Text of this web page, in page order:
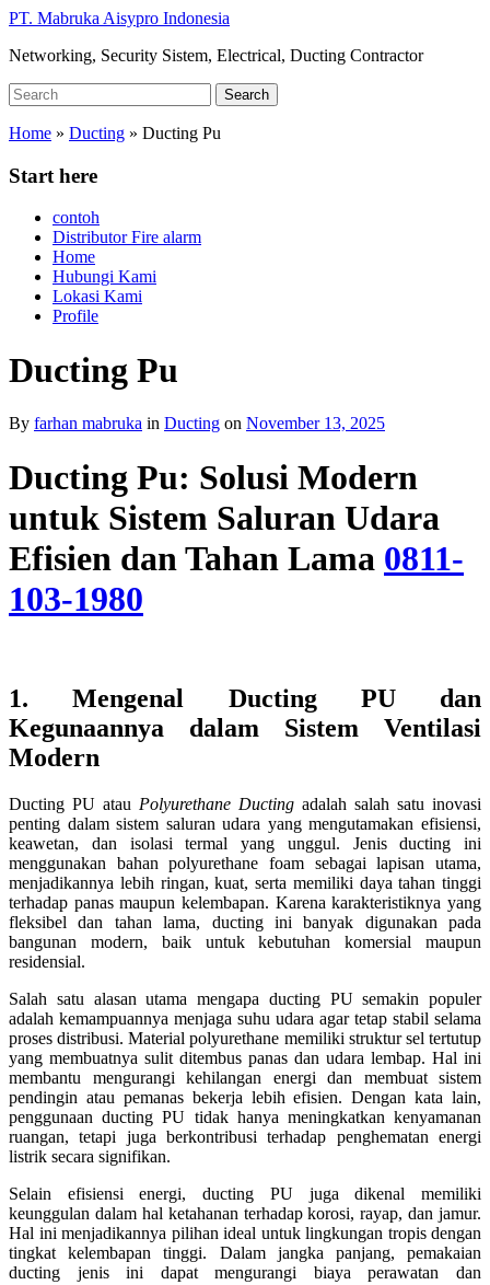
Skip
main
PT. Mabruka Aisypro Indonesia
Networking, Security Sistem, Electrical, Ducting Contractor
Search
for:
Search
Home » Ducting » Ducting Pu
Start here
contoh
Distributor Fire alarm
Home
Hubungi Kami
Lokasi Kami
Profile
Ducting Pu
By farhan mabruka in Ducting on November 13, 2025
Ducting Pu: Solusi Modern
untuk Sistem Saluran Udara
Efisien dan Tahan Lama 0811-
103-1980
1. Mengenal Ducting PU dan
Kegunaannya dalam Sistem Ventilasi
Modern
Ducting PU atau Polyurethane Ducting adalah salah satu inovasi
penting dalam sistem saluran udara yang mengutamakan efisiensi,
keawetan, dan isolasi termal yang unggul. Jenis ducting ini
menggunakan bahan polyurethane foam sebagai lapisan utama,
menjadikannya lebih ringan, kuat, serta memiliki daya tahan tinggi
terhadap panas maupun kelembapan. Karena karakteristiknya yang
fleksibel dan tahan lama, ducting ini banyak digunakan pada
bangunan modern, baik untuk kebutuhan komersial maupun
residensial.
Salah satu alasan utama mengapa ducting PU semakin populer
adalah kemampuannya menjaga suhu udara agar tetap stabil selama
proses distribusi. Material polyurethane memiliki struktur sel tertutup
yang membuatnya sulit ditembus panas dan udara lembap. Hal ini
membantu mengurangi kehilangan energi dan membuat sistem
pendingin atau pemanas bekerja lebih efisien. Dengan kata lain,
penggunaan ducting PU tidak hanya meningkatkan kenyamanan
ruangan, tetapi juga berkontribusi terhadap penghematan energi
listrik secara signifikan.
Selain efisiensi energi, ducting PU juga dikenal memiliki
keunggulan dalam hal ketahanan terhadap korosi, rayap, dan jamur.
Hal ini menjadikannya pilihan ideal untuk lingkungan tropis dengan
tingkat kelembapan tinggi. Dalam jangka panjang, pemakaian
ducting jenis ini dapat mengurangi biaya perawatan dan